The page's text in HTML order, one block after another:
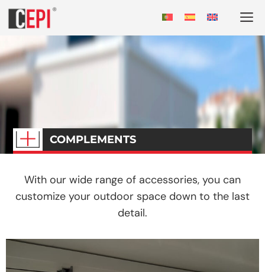
COMPLEMENTS
With our wide range of accessories, you can
customize your outdoor space down to the last
detail.